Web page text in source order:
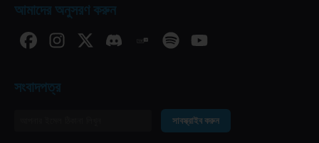
আমাদের অনুসরণ করুন
সংবাদপত্র
সাবস্ক্রাইব করুন